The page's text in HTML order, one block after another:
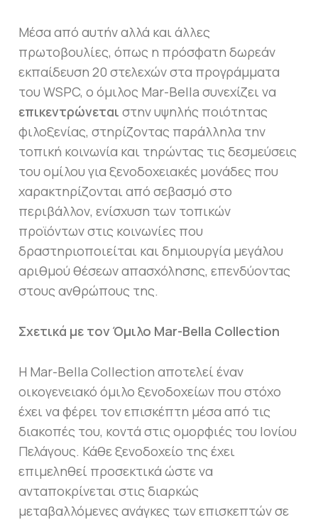
Μέσα από αυτήν αλλά και άλλες
πρωτοβουλίες, όπως η πρόσφατη δωρεάν
εκπαίδευση 20 στελεχών στα προγράμματα
του WSPC, ο όμιλος Mar-Bella συνεχίζει να
επικεντρώνεται στην υψηλής ποιότητας
φιλοξενίας, στηρίζοντας παράλληλα την
τοπική κοινωνία και τηρώντας τις δεσμεύσεις
του ομίλου για ξενοδοχειακές μονάδες που
χαρακτηρίζονται από σεβασμό στο
περιβάλλον, ενίσχυση των τοπικών
προϊόντων στις κοινωνίες που
δραστηριοποιείται και δημιουργία μεγάλου
αριθμού θέσεων απασχόλησης, επενδύοντας
στους ανθρώπους της.
Σχετικά με τον Όμιλο Mar-Bella Collection
Η Mar-Bella Collection αποτελεί έναν
οικογενειακό όμιλο ξενοδοχείων που στόχο
έχει να φέρει τον επισκέπτη μέσα από τις
διακοπές του, κοντά στις ομορφιές του Ιονίου
Πελάγους. Κάθε ξενοδοχείο της έχει
επιμεληθεί προσεκτικά ώστε να
ανταποκρίνεται στις διαρκώς
μεταβαλλόμενες ανάγκες των επισκεπτών σε